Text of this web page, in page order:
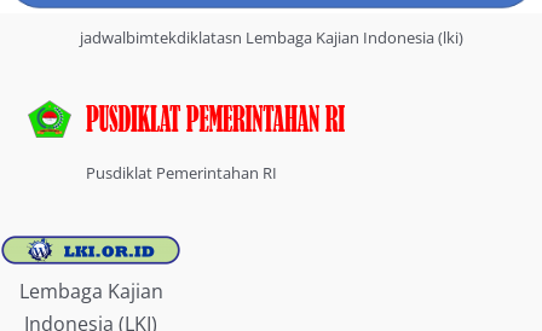
jadwalbimtekdiklatasn Lembaga Kajian Indonesia (lki)
Pusdiklat Pemerintahan RI
Lembaga Kajian
Indonesia (LKI)